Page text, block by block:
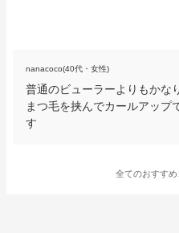
nanacoco(40代・女性)
普通のビューラーよりもかな
まつ毛を挟んでカールアップ
す
全てのおすすめ